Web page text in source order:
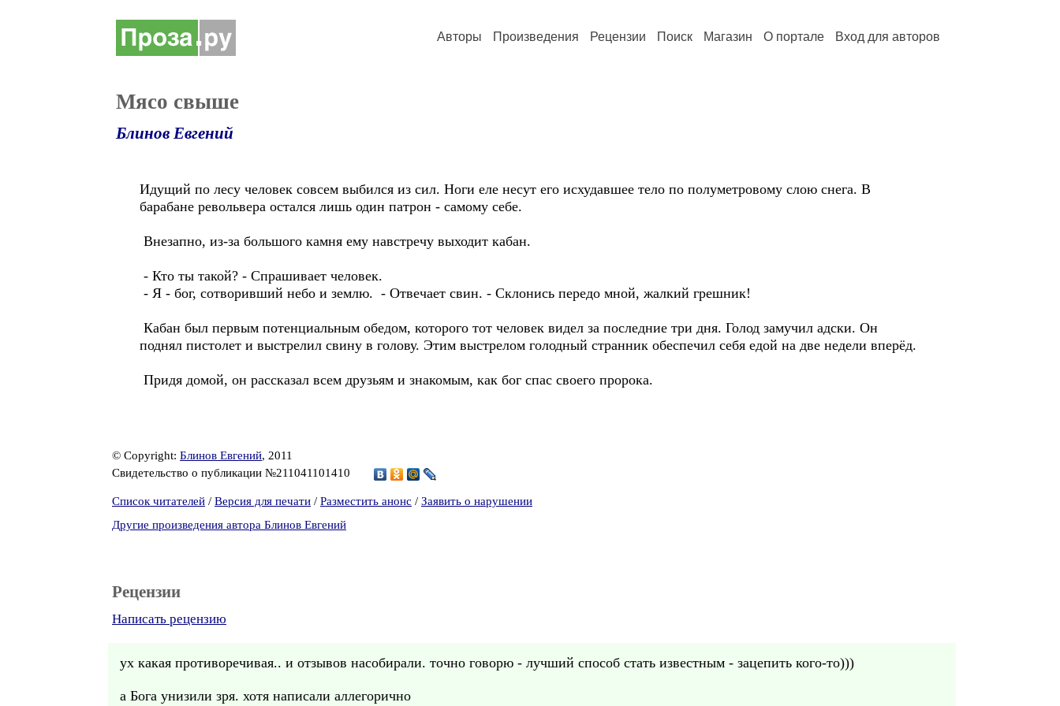
Авторы Произведения Рецензии Поиск Магазин О портале Вход для авторов
Мясо свыше
Блинов Евгений
Идущий по лесу человек совсем выбился из сил. Ноги еле несут его исхудавшее тело по полуметровому слою снега. В
барабане револьвера остался лишь один патрон - самому себе.
Внезапно, из-за большого камня ему навстречу выходит кабан.
- Кто ты такой? - Спрашивает человек.
- Я - бог, сотворивший небо и землю. - Отвечает свин. - Склонись передо мной, жалкий грешник!
Кабан был первым потенциальным обедом, которого тот человек видел за последние три дня. Голод замучил адски. Он
поднял пистолет и выстрелил свину в голову. Этим выстрелом голодный странник обеспечил себя едой на две недели вперёд.
Придя домой, он рассказал всем друзьям и знакомым, как бог спас своего пророка.
© Copyright: Блинов Евгений, 2011
Свидетельство о публикации №211041101410
Список читателей / Версия для печати / Разместить анонс / Заявить о нарушении
Другие произведения автора Блинов Евгений
Рецензии
Написать рецензию
ух какая противоречивая.. и отзывов насобирали. точно говорю - лучший способ стать известным - зацепить кого-то)))
а Бога унизили зря. хотя написали аллегорично